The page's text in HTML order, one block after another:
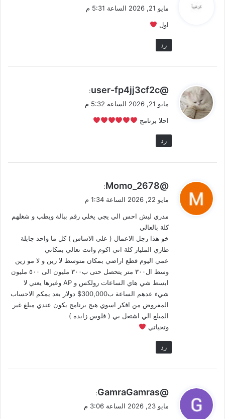
ل
مايو 21, 2026 الساعة 5:31 م
اول
رد
ي
ل
@user-fp4jj3cf2c
:
مايو 21, 2026 الساعة 5:32 م
احلا برنامج
رد
ي
ل
@Momo_2678
:
مايو 22, 2026 الساعة 1:34 م
مدري ليش احس الي يجي يخلي رقم ببالة ويطب و شغلهم
كلة بالعالي
خو هذا رجل الاعمال ( على الاساس ) كل ما واحد جابلة
طاري المليار كلة اني اكوم وانت تعالي بمكاني
عمي اليوم قطع اراضي بمكان متوسط لا زين و لا مو زين
وسط ال٣٠٠ متر يتحصل حتى ب٣٠٠ مليون الى ٥٠٠ مليون
ابسط شي هاي الساعات رولكس و AP وغيرها يعني لا
شيء عدهم الساعة ب300,000$ دولار بعد يمكم الاحساب
المفروض من افكر اسوي هيج برنامج يكون عندي مبلغ غير
المبلغ الي اشتغل بي ( فلوس زايدة )
وتحياتي
رد
ي
@GamraGamras
:
مايو 23, 2026 الساعة 3:06 م